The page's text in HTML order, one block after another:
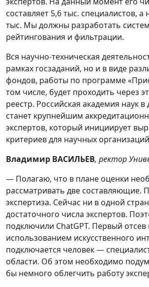
составляет 5,6 тыс. специалистов,
тыс. Мы должны разработать
рейтингования и фильтрации.
Вся научно-техническая
рамках госзаданий, но и в виде
фондов, работы по программе
том числе, будет проходить через
реестр. Российская академия наук
станет крупнейшим
экспертов, который инициирует
критериев для научных
Владимир ВАСИЛЬЕВ, ректор
— Полагаю, что в плане оценки
рассматривать две составляющие.
экспертиза. Сейчас ни в одной
достаточного числа экспертов.
подключили ChatGPT. Первый отсев
использованием искусственного
подключается человек —
области. Об этом необходимо
бы немного облегчить работу